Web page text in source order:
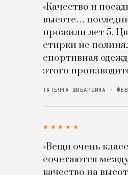
«Качество и
высоте…
прожили лет 5.
стирки не
спортивная
этого
ТАТЬЯНА ШИБАРШИНА ·
★★★★★
«Вещи очень
сочетаются
качество на